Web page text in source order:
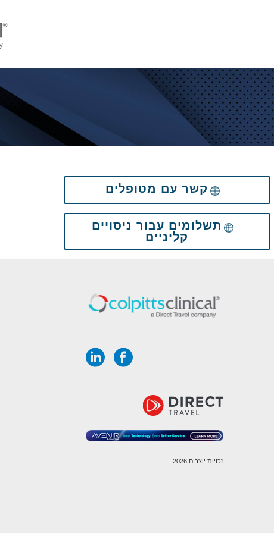
קשר עם מטופלים
תשלומים עבור ניסויים
קליניים
זכויות יוצרים 2026